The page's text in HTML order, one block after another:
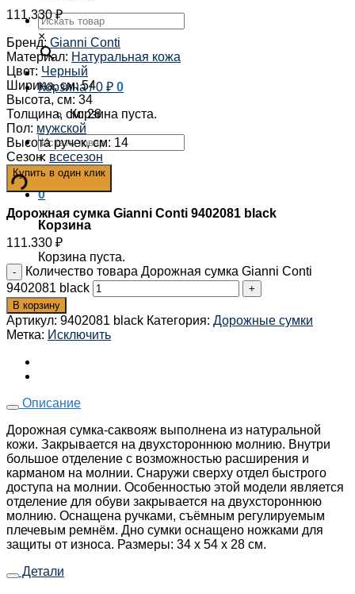
×
Корзина /0 ₽ 0
Корзина пуста.
×
0
Корзина
Корзина пуста.
111.330₽
Бренд: Gianni Conti
Материал: Натуральная кожа
Цвет: Черный
Ширина, см:54
Высота, см: 34
Толщина, см:28
Пол: мужской
Высота ручек, см: 14
Сезон: всесезон
Купить в один клик
Дорожная сумка Gianni Conti 9402081 black
111.330 ₽
Количество товара Дорожная сумка Gianni Conti
9402081 black
В корзину
Артикул: 9402081 black Категория: Дорожные сумки
Метка: Исключить
Описание
Дорожная сумка-саквояж выполнена из натуральной
кожи. Закрывается на двухстороннюю молнию. Внутри
большое отделение с возможностью расширения и
карманом на молнии. Снаружи сверху отдел быстрого
доступа на молнии. Особенностью этой модели является
отделение для обуви закрывается на двухстороннюю
молнию. Оснащена ручками, съёмным регулируемым
плечевым ремнём. Дно сумки оснащено ножками для
защиты от износа. Размеры: 34 х 54 х 28 см.
Детали